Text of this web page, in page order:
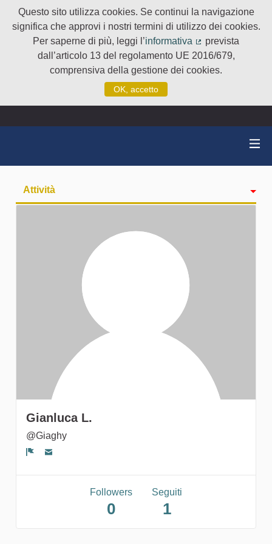
Questo sito utilizza cookies. Se continui la navigazione
significa che approvi i nostri termini di utilizzo dei cookies.
Per saperne di più, leggi l’informativa
(Collegamento
prevista
dall’articolo 13 del regolamento UE 2016/679,
comprensiva della gestione dei cookies.
OK, accetto
Attività
Gianluca L.
@Giaghy
Followers
0
Seguiti
1